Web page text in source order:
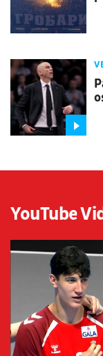
YouTube